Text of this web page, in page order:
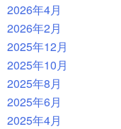
2026年4月
2026年2月
2025年12月
2025年10月
2025年8月
2025年6月
2025年4月